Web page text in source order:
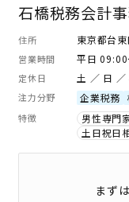
石橋税務会計
住所 東京都台
営業時間 平日
定休日 土 ／ 日 ／
注力分野 企業税務
特徴 男性専門
土日祝日
まず